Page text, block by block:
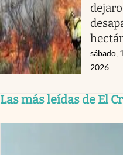
sábado,
2026
Las más leídas de El